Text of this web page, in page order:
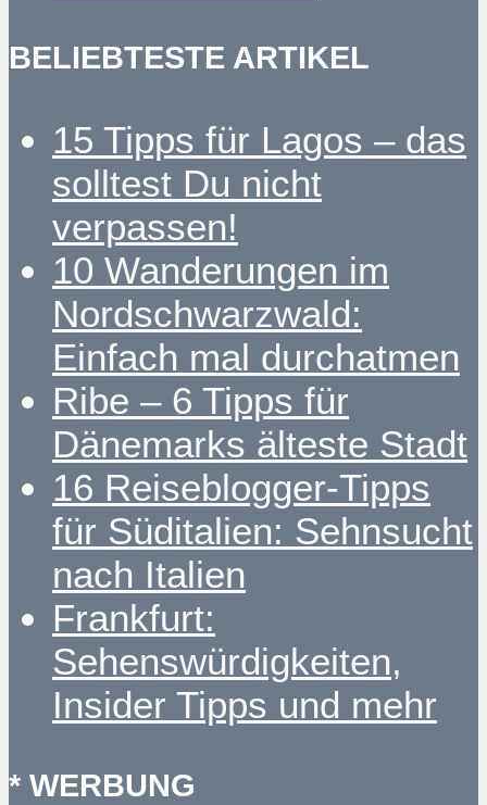
BELIEBTESTE ARTIKEL
15 Tipps für Lagos – das
solltest Du nicht
verpassen!
10 Wanderungen im
Nordschwarzwald:
Einfach mal durchatmen
Ribe – 6 Tipps für
Dänemarks älteste Stadt
16 Reiseblogger-Tipps
für Süditalien: Sehnsucht
nach Italien
Frankfurt:
Sehenswürdigkeiten,
Insider Tipps und mehr
* WERBUNG